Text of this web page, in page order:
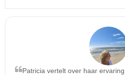
Patricia vertelt over haar